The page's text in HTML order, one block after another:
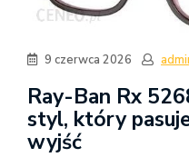
9 czerwca 2026
Ray-Ban Rx
styl, który
wyjść